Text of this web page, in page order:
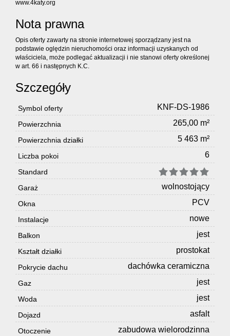
www.4katy.org
Nota prawna
Opis oferty zawarty na stronie internetowej sporządzany jest na
podstawie oględzin nieruchomości oraz informacji uzyskanych od
właściciela, może podlegać aktualizacji i nie stanowi oferty określonej
w art. 66 i następnych K.C.
Szczegóły
Symbol oferty KNF-DS-1986
Powierzchnia 265,00 m²
Powierzchnia działki 5 463 m²
Liczba pokoi 6
Standard
Garaż
wolnostojący
Okna PCV
Instalacje nowe
Balkon jest
Kształt działki prostokat
Pokrycie dachu dachówka ceramiczna
Gaz jest
Woda jest
Dojazd asfalt
Otoczenie zabudowa wielorodzinna